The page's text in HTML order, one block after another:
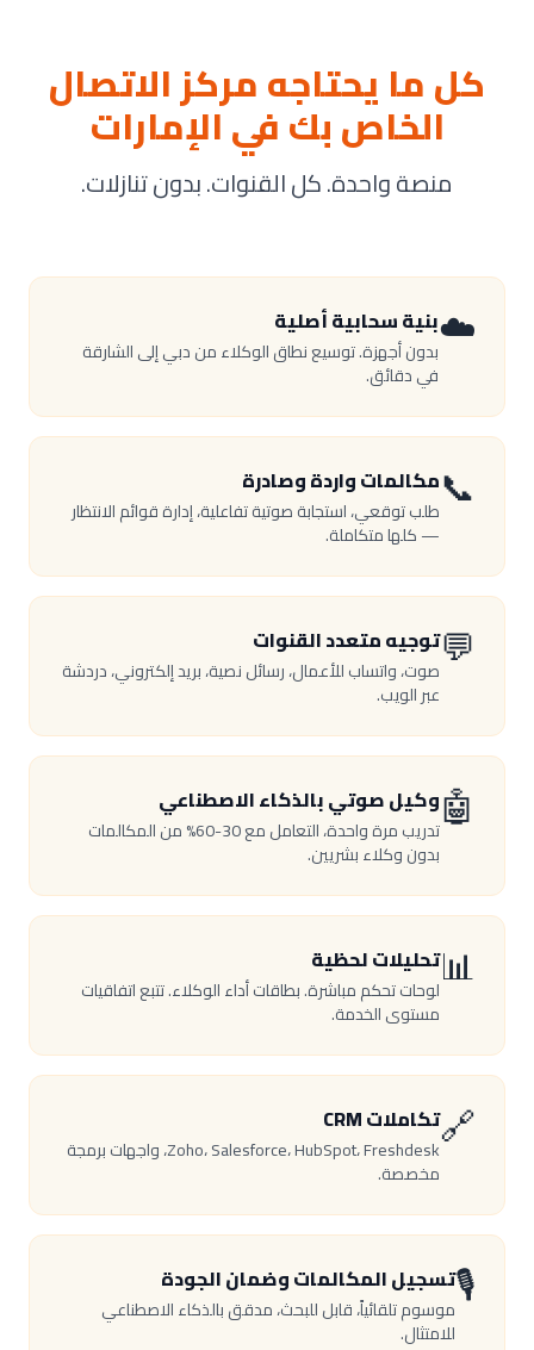
كل ما يحتاجه مركز الاتصال
الخاص بك في الإمارات
منصة واحدة. كل القنوات. بدون تنازلات.
☁️بنية سحابية أصلية
بدون أجهزة. توسيع نطاق الوكلاء من دبي إلى الشارقة
في دقائق.
📞مكالمات واردة وصادرة
طلب توقعي، استجابة صوتية تفاعلية، إدارة قوائم الانتظار
— كلها متكاملة.
💬توجيه متعدد القنوات
صوت، واتساب للأعمال، رسائل نصية، بريد إلكتروني، دردشة
عبر الويب.
🤖وكيل صوتي بالذكاء الاصطناعي
تدريب مرة واحدة، التعامل مع 30-60% من المكالمات
بدون وكلاء بشريين.
📊تحليلات لحظية
لوحات تحكم مباشرة. بطاقات أداء الوكلاء. تتبع اتفاقيات
مستوى الخدمة.
🔗تكاملات CRM
Zoho، Salesforce، HubSpot، Freshdesk، واجهات برمجة
مخصصة.
🎙️تسجيل المكالمات وضمان الجودة
موسوم تلقائياً، قابل للبحث، مدقق بالذكاء الاصطناعي
للامتثال.